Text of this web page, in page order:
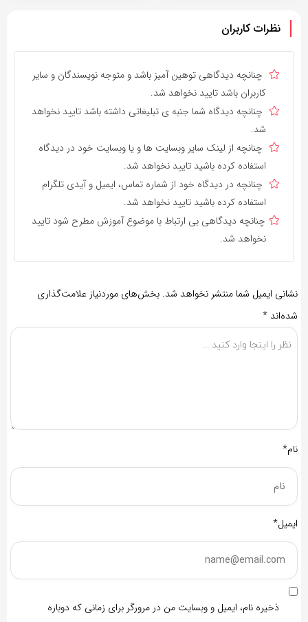
نظرات کاربران
چنانچه دیدگاهی توهین آمیز باشد و متوجه نویسندگان و سایر
کاربران باشد تایید نخواهد شد.
چنانچه دیدگاه شما جنبه ی تبلیغاتی داشته باشد تایید نخواهد
شد.
چنانچه از لینک سایر وبسایت ها و یا وبسایت خود در دیدگاه
استفاده کرده باشید تایید نخواهد شد.
چنانچه در دیدگاه خود از شماره تماس، ایمیل و آیدی تلگرام
استفاده کرده باشید تایید نخواهد شد.
چنانچه دیدگاهی بی ارتباط با موضوع آموزش مطرح شود تایید
نخواهد شد.
نشانی ایمیل شما منتشر نخواهد شد. بخش‌های موردنیاز علامت‌گذاری
شده‌اند *
نام*
ایمیل*
ذخیره نام، ایمیل و وبسایت من در مرورگر برای زمانی که دوباره